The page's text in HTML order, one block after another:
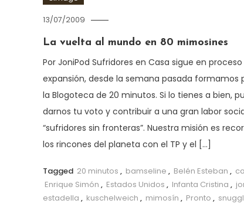
13/07/2009
La vuelta al mundo en 80 mimosines
Por JoniPod Sufridores en Casa sigue en
expansión, desde la semana pasada formamos
la Blogoteca de 20 minutos. Si lo tienes a bien,
darnos tu voto y contribuir a una gran labor
“sufridores sin fronteras”. Nuestra misión es
los rincones del planeta con el TP y el […]
Tagged 20 minutos , bamseline , Belén Esteban ,
Enrique Simón , Estados Unidos , Infanta Cristina ,
estadella , kuschelweich , mimosín , Pronto ,